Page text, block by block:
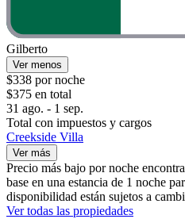
Gilberto
Ver menos
$338 por noche
$375 en total
31 ago. - 1 sep.
Total con impuestos y cargos
Creekside Villa
Ver más
Precio más bajo por noche
base en una estancia de 1 noche
disponibilidad están sujetos a
Ver todas las propiedades